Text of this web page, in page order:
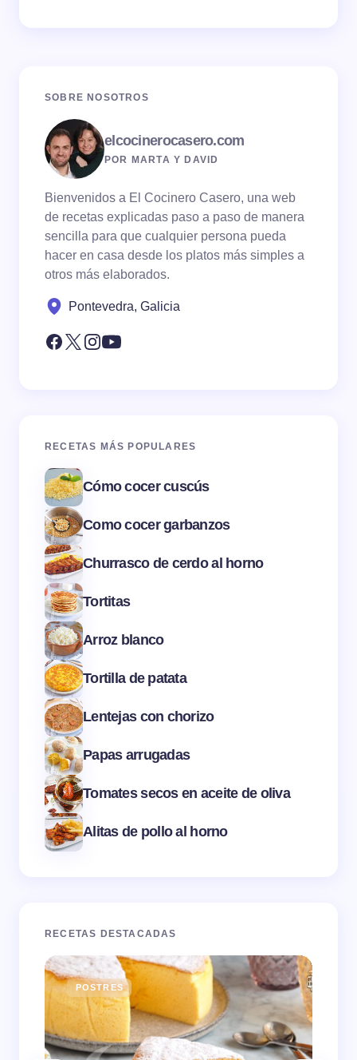
SOBRE NOSOTROS
elcocinerocasero.com
POR MARTA Y DAVID
Bienvenidos a El Cocinero Casero, una web
de recetas explicadas paso a paso de manera
sencilla para que cualquier persona pueda
hacer en casa desde los platos más simples a
otros más elaborados.
Pontevedra, Galicia
RECETAS MÁS POPULARES
Cómo cocer cuscús
Como cocer garbanzos
Churrasco de cerdo al horno
Tortitas
Arroz blanco
Tortilla de patata
Lentejas con chorizo
Papas arrugadas
Tomates secos en aceite de oliva
Alitas de pollo al horno
RECETAS DESTACADAS
POSTRES